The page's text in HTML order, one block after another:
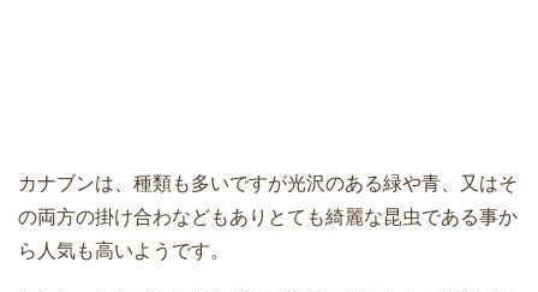
カナブンは、種類も多いですが光沢のある緑や青、又はそ
の両方の掛け合わなどもありとても綺麗な昆虫である事か
ら人気も高いようです。